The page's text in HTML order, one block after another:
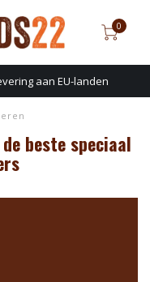
0
aan EU-landen
beste speciaal